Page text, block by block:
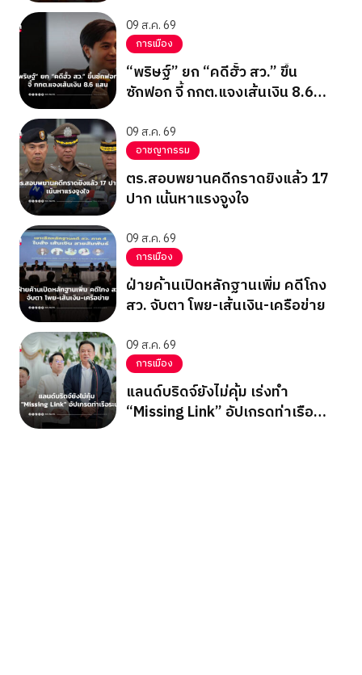
09 ส.ค. 69
การเมือง
“พริษฐ์” ยก “คดีฮั้ว สว.” ขึ้น
ซักฟอก จี้ กกต.แจงเส้นเงิน 8.6
09 ส.ค. 69
อาชญากรรม
ตร.สอบพยานคดีกราดยิงแล้ว 17
ปาก เน้นหาแรงจูงใจ
09 ส.ค. 69
การเมือง
ฝ่ายค้านเปิดหลักฐานเพิ่ม คดีโกง
สว. จับตา โพย-เส้นเงิน-เครือข่าย
09 ส.ค. 69
การเมือง
แลนด์บริดจ์ยังไม่คุ้ม เร่งทำ
“Missing Link” อัปเกรดท่าเรือ